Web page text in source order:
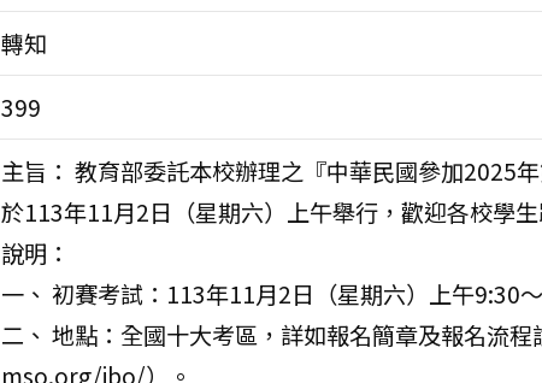
轉知
399
主旨： 教育部委託本校辦理之『中華民國參加2025
於113年11月2日（星期六）上午舉行，歡迎各校學
說明：
一、 初賽考試：113年11月2日（星期六）上午9:30
二、 地點：全國十大考區，詳如報名簡章及報名流
mso.org/ibo/）。